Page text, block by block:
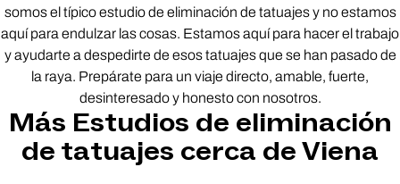
somos el típico estudio de eliminación de tatuajes y no estamos
aquí para endulzar las cosas. Estamos aquí para hacer el trabajo
y ayudarte a despedirte de esos tatuajes que se han pasado de
la raya. Prepárate para un viaje directo, amable, fuerte,
desinteresado y honesto con nosotros.
Más Estudios de eliminación
de tatuajes cerca de Viena